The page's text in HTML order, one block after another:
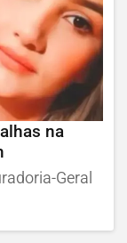
na
Geral